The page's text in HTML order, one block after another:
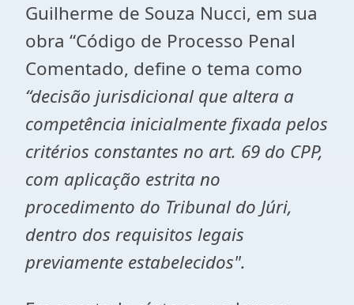
Guilherme de Souza Nucci, em sua
obra “Código de Processo Penal
Comentado, define o tema como
“decisão jurisdicional que altera a
competência inicialmente fixada pelos
critérios constantes no art. 69 do CPP,
com aplicação estrita no
procedimento do Tribunal do Júri,
dentro dos requisitos legais
previamente estabelecidos".